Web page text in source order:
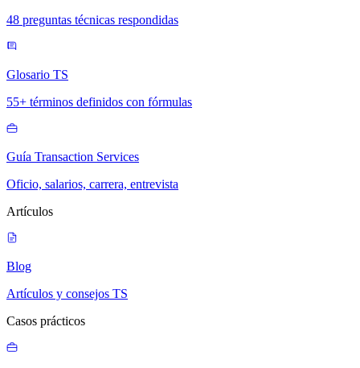
48 preguntas técnicas respondidas
Glosario TS
55+ términos definidos con fórmulas
Guía Transaction Services
Oficio, salarios, carrera, entrevista
Artículos
Blog
Artículos y consejos TS
Casos prácticos